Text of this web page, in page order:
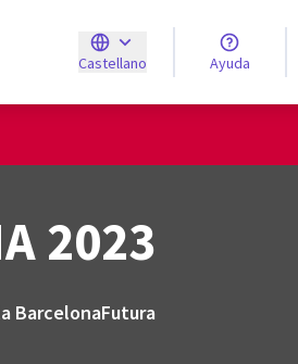
Castellano
Triar la llengua Elegir el idioma
Ayuda
2023
BarcelonaFutura